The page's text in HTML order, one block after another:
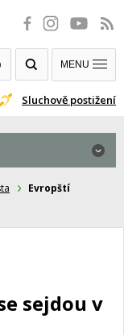
Sluchově postižení
MENU
Evropští
sejdou v